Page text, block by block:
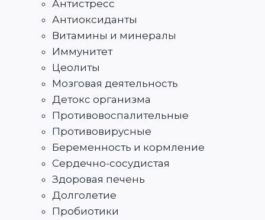
Антистресс
Антиоксиданты
Витамины и минералы
Иммунитет
Цеолиты
Мозговая деятельность
Детокс организма
Противовоспалительные
Противовирусные
Беременность и кормление
Сердечно-сосудистая
Здоровая печень
Долголетие
Пробиотики